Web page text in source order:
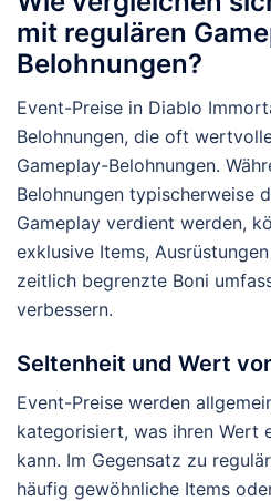
mit regulären
Belohnungen?
Event-Preise in Diablo
Belohnungen, die oft
Gameplay-Belohnungen.
Belohnungen typischerweise
Gameplay verdient werden,
exklusive Items,
zeitlich begrenzte Boni
verbessern.
Seltenheit und Wert
Event-Preise werden
kategorisiert, was ihren Wert
kann. Im Gegensatz zu
häufig gewöhnliche Items